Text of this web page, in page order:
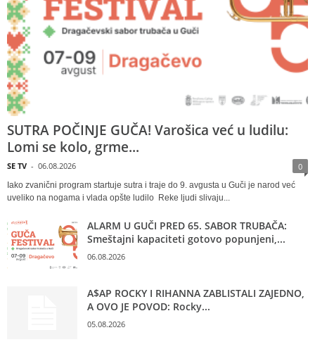
SUTRA POČINJE GUČA! Varošica već u ludilu:
Lomi se kolo, grme...
SE TV - 06.08.2026 0
Iako zvanični program startuje sutra i traje do 9. avgusta u Guči je narod već
uveliko na nogama i vlada opšte ludilo Reke ljudi slivaju...
ALARM U GUČI PRED 65. SABOR TRUBAČA:
Smeštajni kapaciteti gotovo popunjeni,...
06.08.2026
A$AP ROCKY I RIHANNA ZABLISTALI ZAJEDNO,
A OVO JE POVOD: Rocky...
05.08.2026